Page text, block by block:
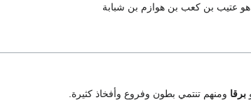
برقا ومنهم تنتمي بطون وفروع وأفخاذ كثيرة.